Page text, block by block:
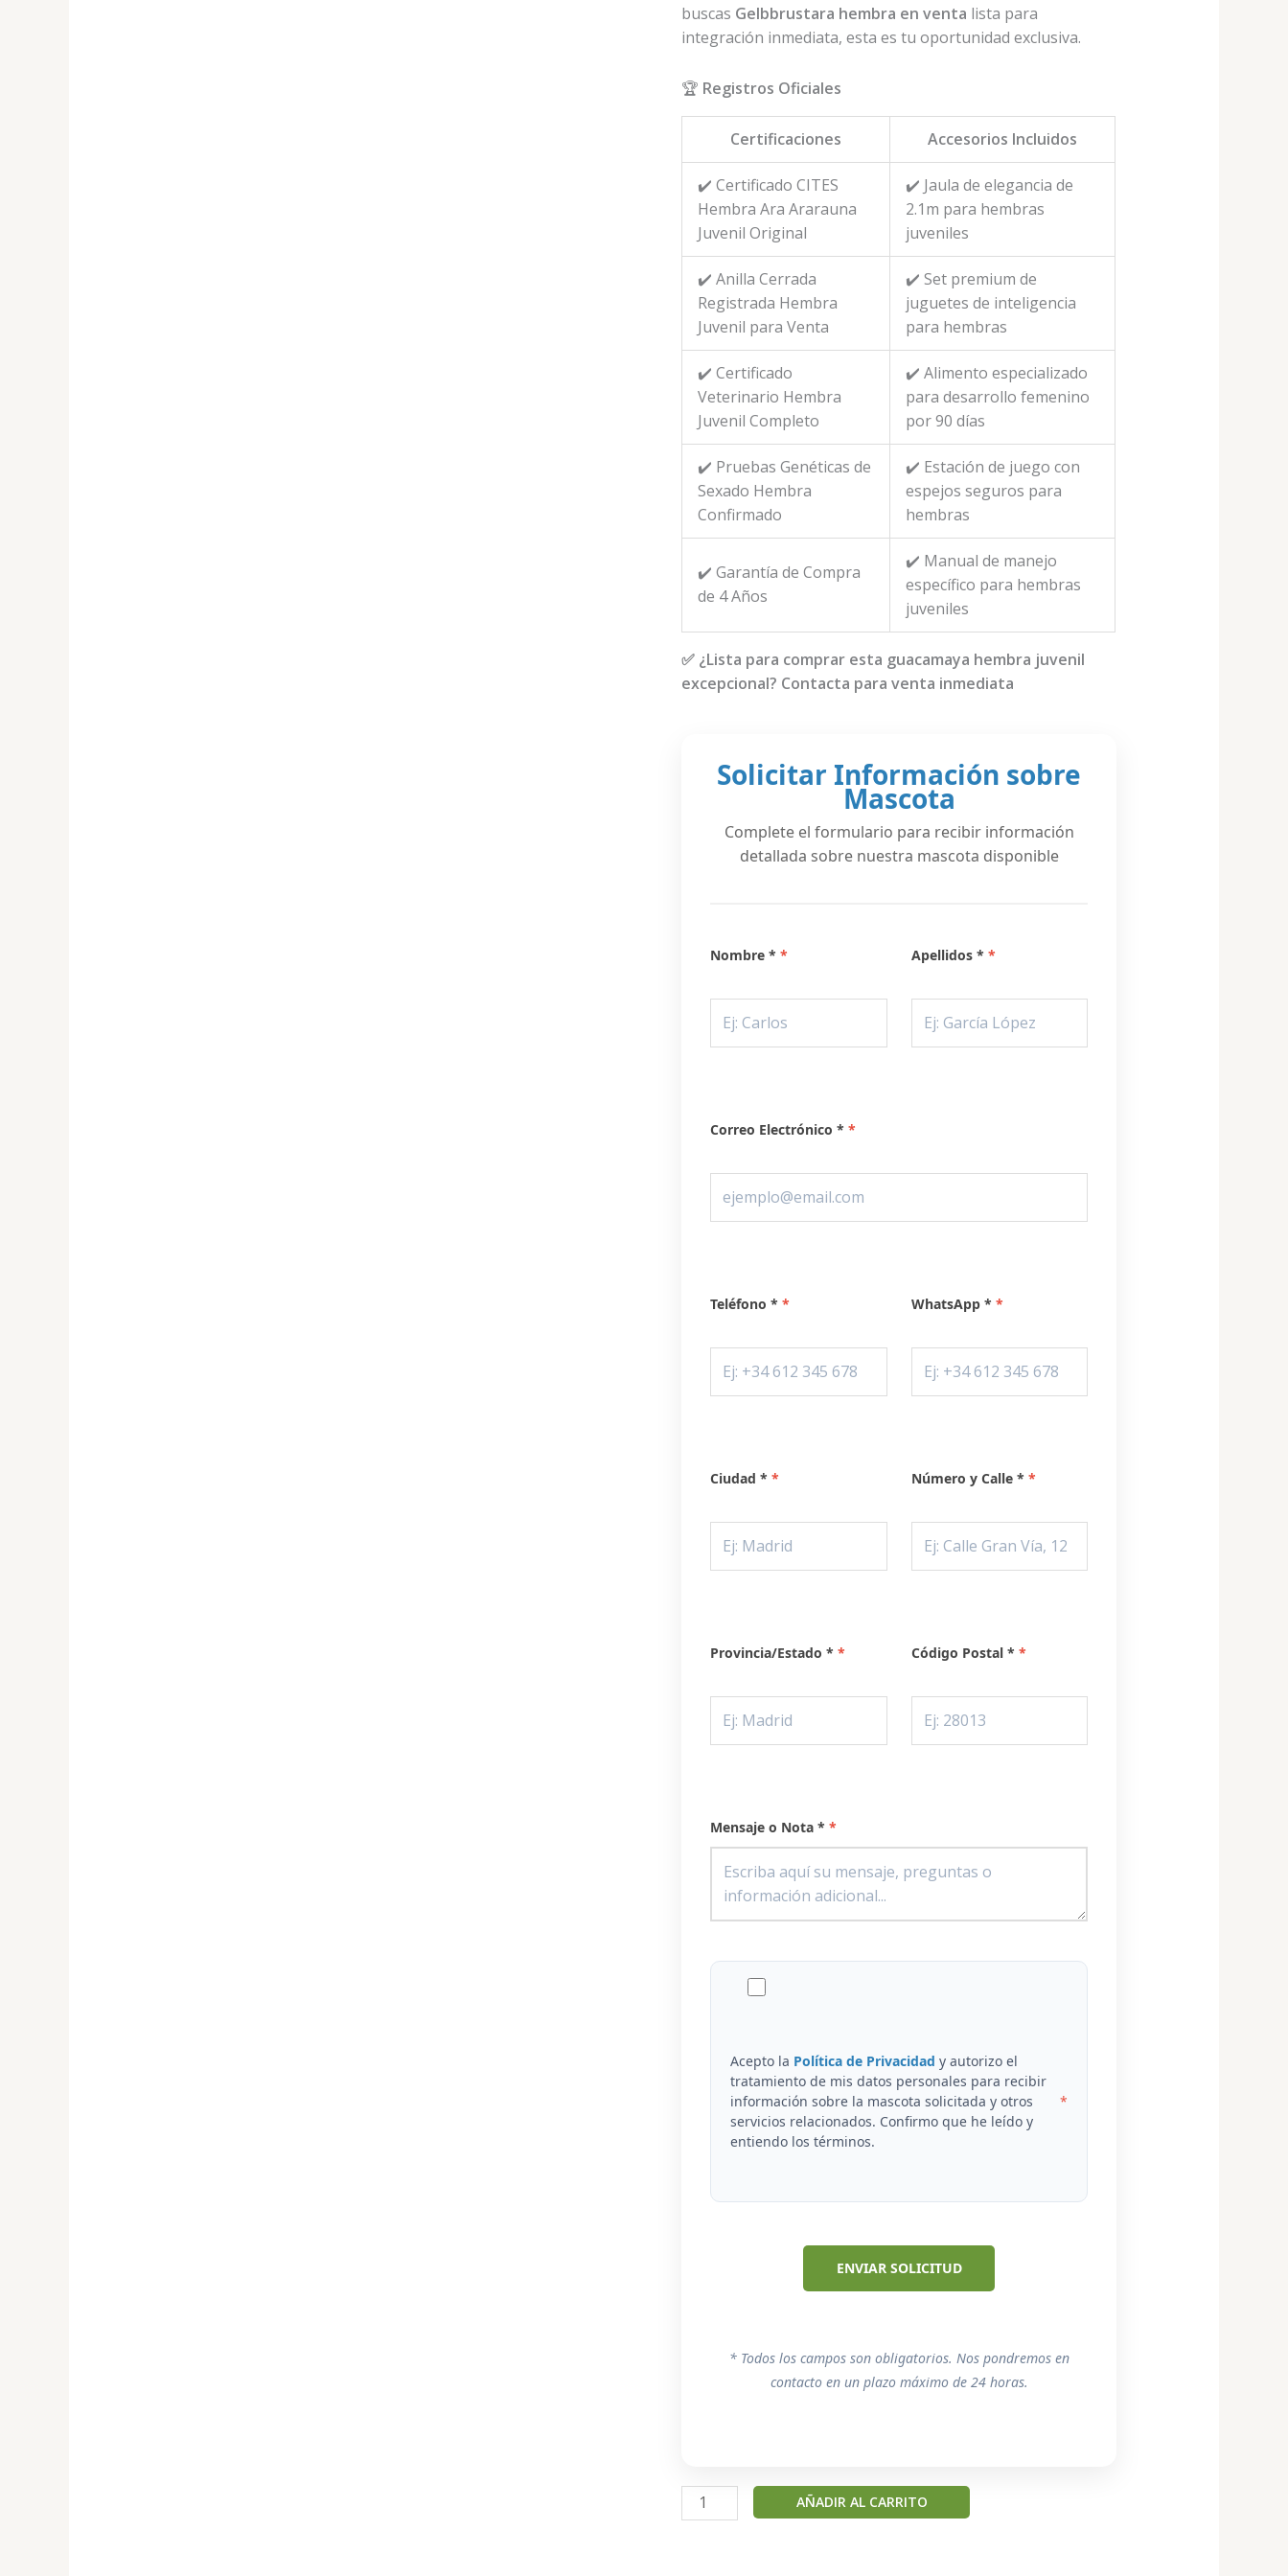
buscas Gelbbrustara hembra en venta lista para
integración inmediata, esta es tu oportunidad exclusiva.
🏆 Registros Oficiales
Certificaciones Accesorios Incluidos
✔️ Certificado CITES
Hembra Ara Ararauna
Juvenil Original
✔️ Jaula de elegancia de
2.1m para hembras
juveniles
✔️ Anilla Cerrada
Registrada Hembra
Juvenil para Venta
✔️ Set premium de
juguetes de inteligencia
para hembras
✔️ Certificado
Veterinario Hembra
Juvenil Completo
✔️ Alimento especializado
para desarrollo femenino
por 90 días
✔️ Pruebas Genéticas de
Sexado Hembra
Confirmado
✔️ Estación de juego con
espejos seguros para
hembras
✔️ Garantía de Compra
de 4 Años
✔️ Manual de manejo
específico para hembras
juveniles
✅ ¿Lista para comprar esta guacamaya hembra juvenil
excepcional? Contacta para venta inmediata
Solicitar Información sobre
Mascota
Complete el formulario para recibir información
detallada sobre nuestra mascota disponible
Nombre * Apellidos *
Correo Electrónico *
Teléfono * WhatsApp *
Ciudad * Número y Calle *
Provincia/Estado * Código Postal *
Mensaje o Nota *
Acepto la Política de Privacidad y autorizo el
tratamiento de mis datos personales para recibir
información sobre la mascota solicitada y otros
servicios relacionados. Confirmo que he leído y
entiendo los términos.
* Todos los campos son obligatorios. Nos pondremos en
contacto en un plazo máximo de 24 horas.
Luna
-
AÑADIR AL CARRITO